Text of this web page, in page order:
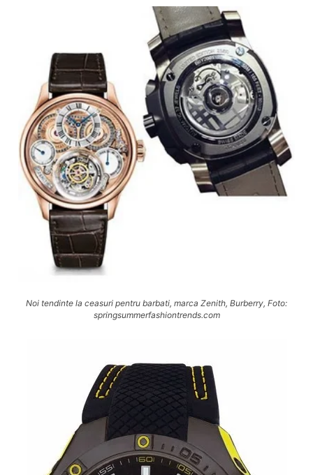
Noi tendinte la ceasuri pentru barbati, marca Zenith, Burberry, Foto:
springsummerfashiontrends.com